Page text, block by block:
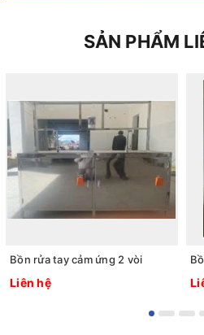
SẢN PHẨM
Bồn rửa tay cảm ứng 2 vòi
Liên hệ